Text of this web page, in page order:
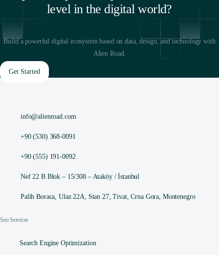
level in the digital world?
Build a powerful digital ecosystem based on data, design, and technology with
Alien Road.
Get Started
info@alienroad.com
+90 (530) 368-0091
+90 (555) 191-0092
Nef 22 B Blok – 15/308 – Ataköy / İstanbul
Palih Boraca, Ulaz 22A, Stan 27, Tivat, Crna Gora, Montenegro
Seo Services
Search Engine Optimization